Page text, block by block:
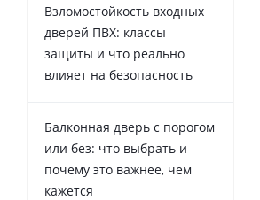
Взломостойкость входных
дверей ПВХ: классы
защиты и что реально
влияет на безопасность
Балконная дверь с порогом
или без: что выбрать и
почему это важнее, чем
кажется